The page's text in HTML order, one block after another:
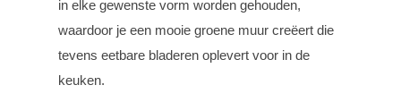
in elke gewenste vorm worden gehouden,
waardoor je een mooie groene muur creëert die
tevens eetbare bladeren oplevert voor in de
keuken.